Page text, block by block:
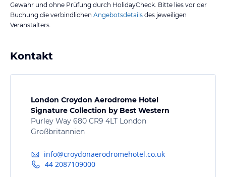
Gewähr und ohne Prüfung durch HolidayCheck. Bitte lies vor der
Buchung die verbindlichen Angebotsdetails des jeweiligen
Veranstalters.
Kontakt
London Croydon Aerodrome Hotel
Signature Collection by Best Western
Purley Way 680 CR9 4LT London
Großbritannien
info@croydonaerodromehotel.co.uk
44 2087109000